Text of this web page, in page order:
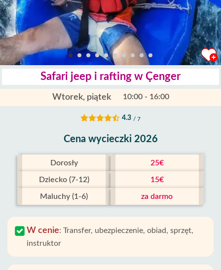
Safari jeep i rafting w Çenger
Wtorek, piątek 10:00 - 16:00
4.3 / 7
Cena wycieczki 2026
Dorosły 25€
Dziecko (7-12) 15€
Maluchy (1-6) za darmo
W cenie: Transfer, ubezpieczenie, obiad, sprzęt,
instruktor